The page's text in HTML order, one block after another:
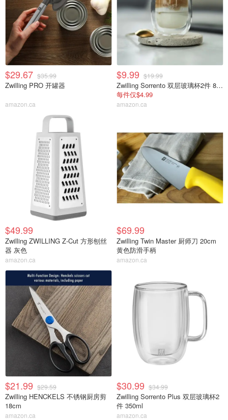
$29.67 $35.99
Zwilling PRO 开罐器
amazon.ca
$9.99 $19.99
Zwilling Sorrento 双层玻璃杯2件 80ml
每件仅$4.99
amazon.ca
$49.99
Zwilling ZWILLING Z-Cut 方形刨丝
器 灰色
amazon.ca
$69.99
Zwilling Twin Master 厨师刀 20cm
黄色防滑手柄
amazon.ca
$21.99 $29.59
Zwilling HENCKELS 不锈钢厨房剪
18cm
amazon.ca
$30.99 $34.99
Zwilling Sorrento Plus 双层玻璃杯2
件 350ml
amazon.ca